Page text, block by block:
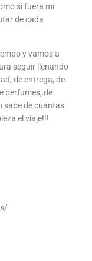
si fuera mi
de cada
y vamos a
seguir llenando
de entrega, de
perfumes, de
sabe de cuantas
el viaje!!!